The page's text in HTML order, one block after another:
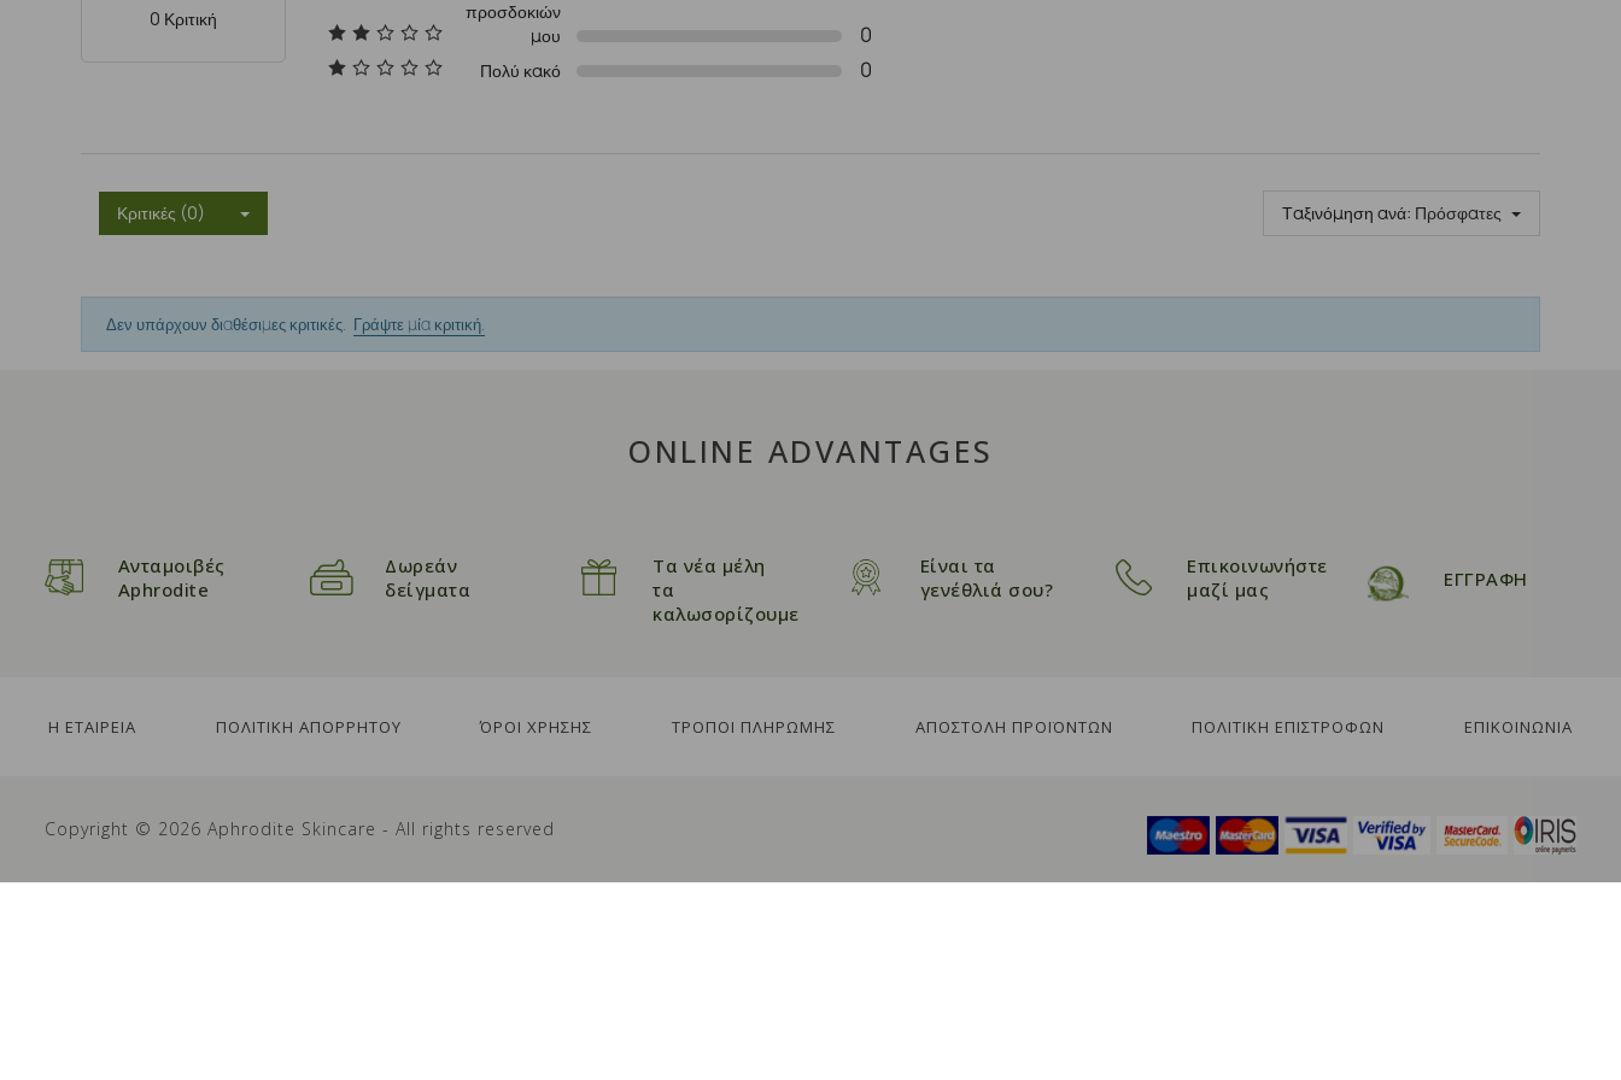
0 Κριτική
προσδοκιών
μου
0
Πολύ κακό 0
Κριτικές (0) Ταξινόμηση ανά: Πρόσφατες
Δεν υπάρχουν διαθέσιμες κριτικές. Γράψτε μία κριτική.
ONLINE ADVANTAGES
Ανταμοιβές
Aphrodite
Δωρεάν
δείγματα
Τα νέα μέλη
τα
καλωσορίζουμε
Είναι τα
γενέθλιά σου?
Επικοινωνήστε
μαζί μας
ΕΓΓΡΑΦΗ
Η ΕΤΑΙΡΕΙΑ ΠΟΛΙΤΙΚΗ ΑΠΟΡΡΗΤΟΥ ΌΡΟΙ ΧΡΗΣΗΣ ΤΡΟΠΟΙ ΠΛΗΡΩΜΗΣ ΑΠΟΣΤΟΛΗ ΠΡΟΪΟΝΤΩΝ ΠΟΛΙΤΙΚΗ ΕΠΙΣΤΡΟΦΩΝ ΕΠΙΚΟΙΝΩΝΙΑ
Copyright © 2026 Aphrodite Skincare - All rights reserved